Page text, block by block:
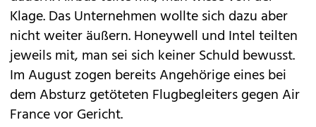
Klage. Das Unternehmen wollte sich dazu aber
nicht weiter äußern. Honeywell und Intel teilten
jeweils mit, man sei sich keiner Schuld bewusst.
Im August zogen bereits Angehörige eines bei
dem Absturz getöteten Flugbegleiters gegen Air
France vor Gericht.